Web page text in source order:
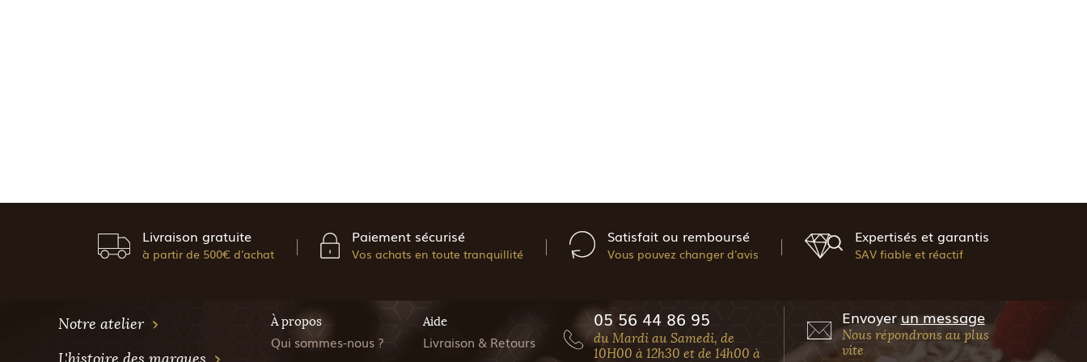
Livraison gratuite
à partir de 500€ d'achat
Paiement sécurisé
Vos achats en toute tranquillité
Satisfait ou remboursé
Vous pouvez changer d'avis
Expertisés et garantis
SAV fiable et réactif
Notre atelier
À propos
Qui sommes-nous ?
Aide
Livraison & Retours
05 56 44 86 95
du Mardi au Samedi, de
10H00 à 12h30 et de 14h00 à
Envoyer un message
Nous répondrons au plus
vite